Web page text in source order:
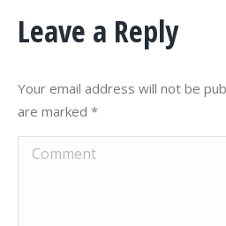
Leave a Reply
Your email address will not be
are marked *
Comment